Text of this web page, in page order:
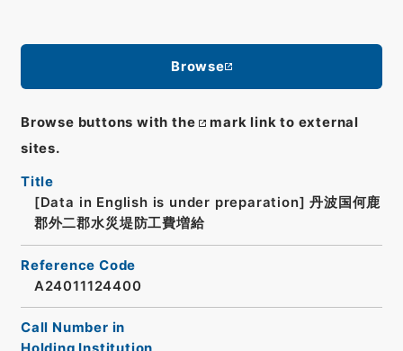
Browse
Browse buttons with the
mark link to external
sites.
Title
[Data in English is under preparation] 丹波国何鹿
郡外二郡水災堤防工費増給
Reference Code
A24011124400
Call Number in